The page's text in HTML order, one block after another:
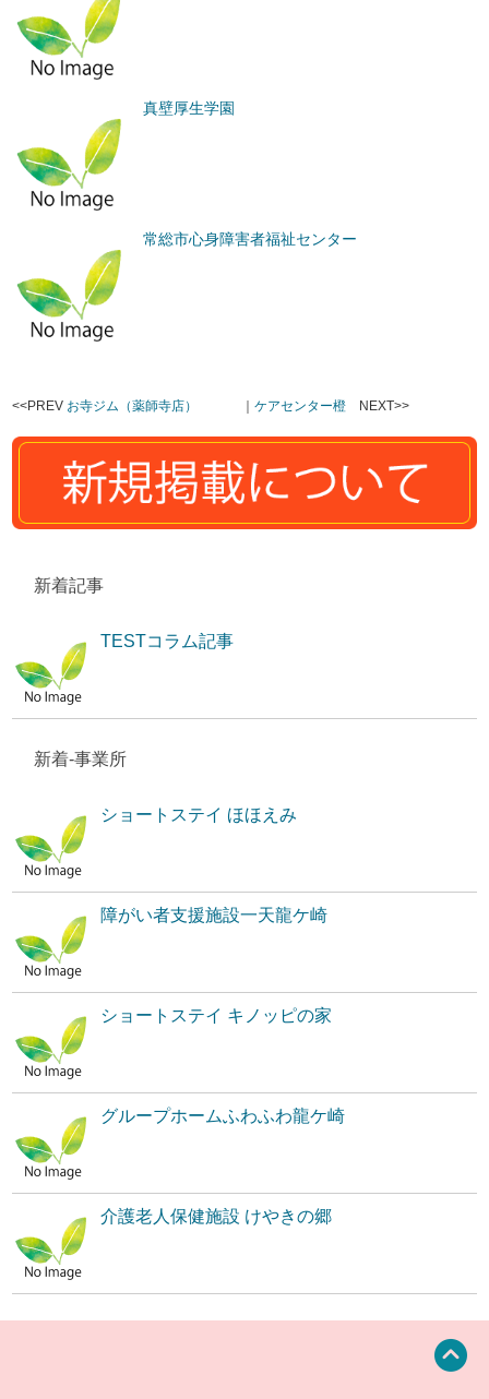
真壁厚生学園
常総市心身障害者福祉センター
<<PREV お寺ジム（薬師寺店） ｜ケアセンター橙 NEXT>>
新着記事
TESTコラム記事
新着-事業所
ショートステイ ほほえみ
障がい者支援施設一天龍ケ崎
ショートステイ キノッピの家
グループホームふわふわ龍ケ崎
介護老人保健施設 けやきの郷